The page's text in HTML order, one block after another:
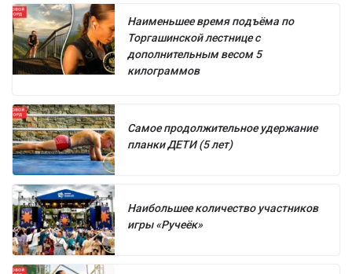
Наименьшее время подъёма по
Торгашинской лестнице с
дополнительным весом 5
килограммов
Самое продолжительное удержание
планки ДЕТИ (5 лет)
Наибольшее количество участников
игры «Ручеёк»